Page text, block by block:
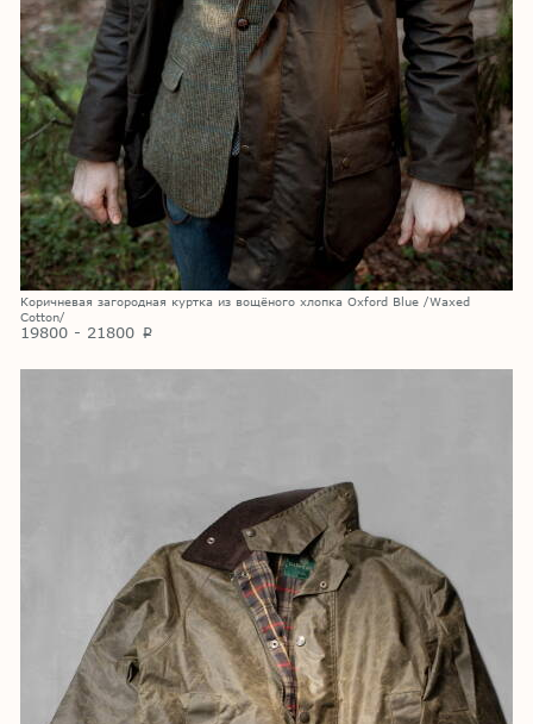
Коричневая загородная куртка из вощёного хлопка Oxford Blue /Waxed
Cotton/
19800 - 21800 p